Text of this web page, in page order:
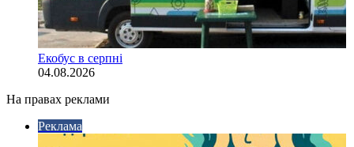
Екобус в серпні
04.08.2026
На правах реклами
Реклама